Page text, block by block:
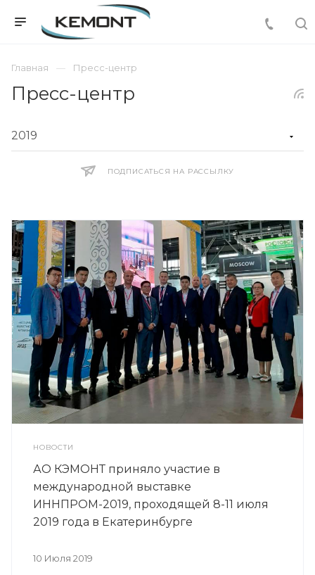
Главная Пресс-центр
Пресс-центр
ПОДПИСАТЬСЯ НА РАССЫЛКУ
НОВОСТИ
АО КЭМОНТ приняло участие в
международной выставке
ИННПРОМ-2019, проходящей 8-11 июля
2019 года в Екатеринбурге
10 Июля 2019